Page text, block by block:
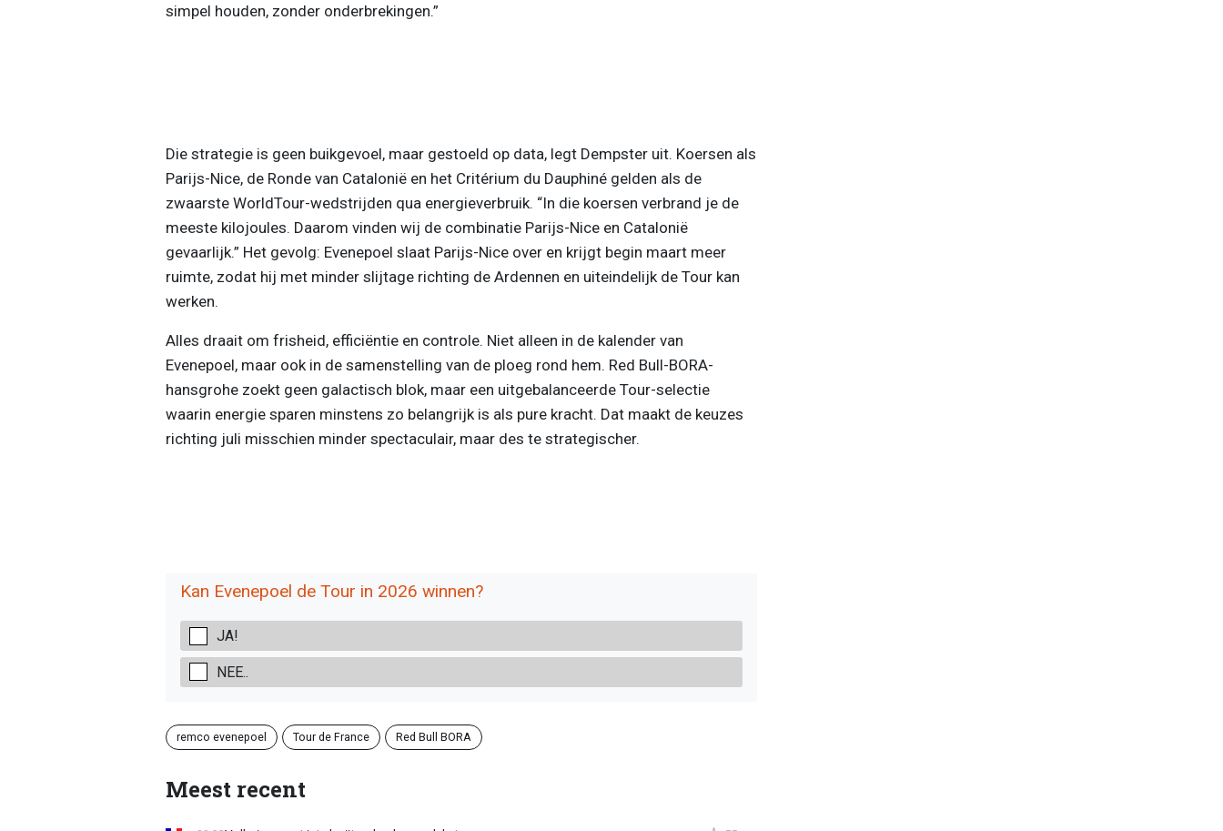
simpel houden, zonder onderbrekingen.”
Die strategie is geen buikgevoel, maar gestoeld op data, legt Dempster uit. Koersen als
Parijs-Nice, de Ronde van Catalonië en het Critérium du Dauphiné gelden als de
zwaarste WorldTour-wedstrijden qua energieverbruik. “In die koersen verbrand je de
meeste kilojoules. Daarom vinden wij de combinatie Parijs-Nice en Catalonië
gevaarlijk.” Het gevolg: Evenepoel slaat Parijs-Nice over en krijgt begin maart meer
ruimte, zodat hij met minder slijtage richting de Ardennen en uiteindelijk de Tour kan
werken.
Alles draait om frisheid, efficiëntie en controle. Niet alleen in de kalender van
Evenepoel, maar ook in de samenstelling van de ploeg rond hem. Red Bull-BORA-
hansgrohe zoekt geen galactisch blok, maar een uitgebalanceerde Tour-selectie
waarin energie sparen minstens zo belangrijk is als pure kracht. Dat maakt de keuzes
richting juli misschien minder spectaculair, maar des te strategischer.
Kan Evenepoel de Tour in 2026 winnen?
JA!
NEE..
remco evenepoel Tour de France Red Bull BORA
Meest recent